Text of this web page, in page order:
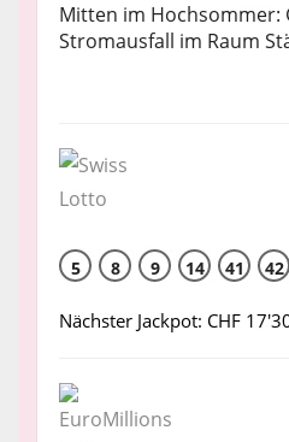
Mitten im Hochsommer:
Stromausfall im Raum
5 8 9 14 41 42
Nächster Jackpot: CHF